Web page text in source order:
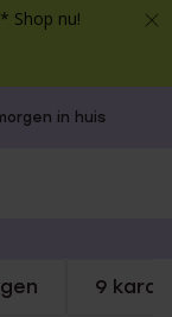
Shop nu!
in huis
9